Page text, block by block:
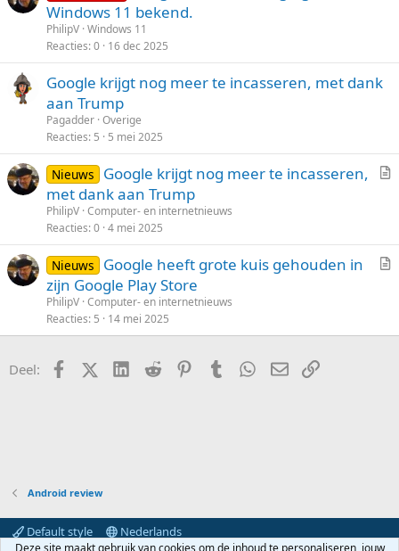
g
Windows 11 bekend.
PhilipV Windows 11
Reacties 0 16 dec 2025
Google krijgt nog meer te incasseren, met dank
aan Trump
Pagadder Overige
Reacties 5 5 mei 2025
k
Nieuws
Google krijgt nog meer te incasseren,
met dank aan Trump
PhilipV Computer- en internetnieuws
Reacties 0 4 mei 2025
k
Nieuws
Google heeft grote kuis gehouden in
zijn Google Play Store
PhilipV Computer- en internetnieuws
Reacties 5 14 mei 2025
Deel: FacebookX (Twitter)LinkedIn
Reddit PinterestTumblr WhatsApp
E-mailkoppeling
Android review
Default style
Nederlands
Deze site maakt gebruik van cookies om de inhoud te personaliseren, jouw